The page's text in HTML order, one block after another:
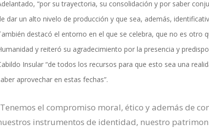
“por su trayectoria, su consolidación y por saber
dar un alto nivelo de producción y que sea, además,
destacó el entorno en el que se celebra, que no es otro
y reiteró su agradecimiento por la presencia y
Insular “de todos los recursos para que esto sea una
aprovechar en estas fechas”.
el compromiso moral, ético y además de
instrumentos de identidad, nuestro